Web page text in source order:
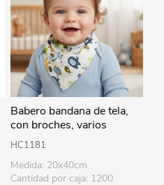
Babero bandana de tela,
con broches, varios
diseños
HC1181
Medida: 20x40cm
Cantidad por caja: 1200